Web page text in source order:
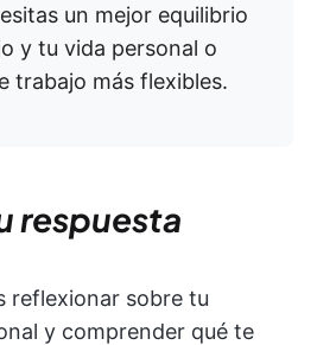
un mejor equilibrio
y tu vida personal o
trabajo más flexibles.
respuesta
reflexionar sobre tu
y comprender qué te